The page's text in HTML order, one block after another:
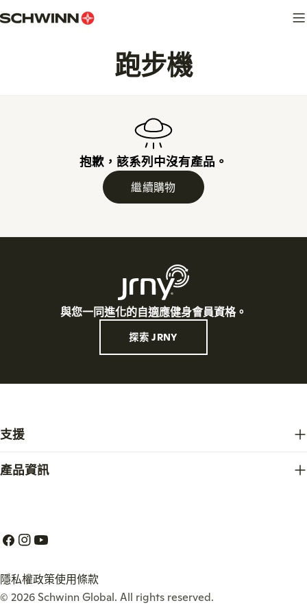
至
收
藏
跑步機
抱歉，該系列中沒有產品。
繼續購物
與您一同進化的自適應健身會員資格。
探索 JRNY
支援
產品資訊
Facebook
Instagram
Youtube
© 2026 Schwinn Global. All rights reserved.
隱私權政策使用條款